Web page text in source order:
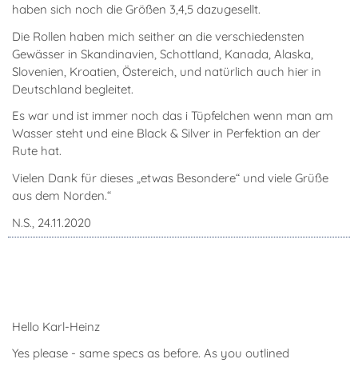
haben sich noch die Größen 3,4,5 dazugesellt.
Die Rollen haben mich seither an die verschiedensten
Gewässer in Skandinavien, Schottland, Kanada, Alaska,
Slovenien, Kroatien, Östereich, und natürlich auch hier in
Deutschland begleitet.
Es war und ist immer noch das i Tüpfelchen wenn man am
Wasser steht und eine Black & Silver in Perfektion an der
Rute hat.
Vielen Dank für dieses „etwas Besondere“ und viele Grüße
aus dem Norden.“
N.S., 24.11.2020
Hello Karl-Heinz
Yes please - same specs as before. As you outlined